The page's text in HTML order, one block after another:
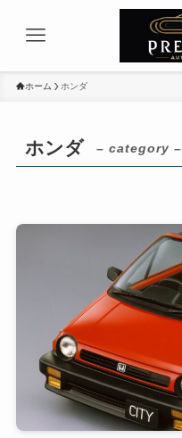
ホーム ホンダ
ホンダ – category –